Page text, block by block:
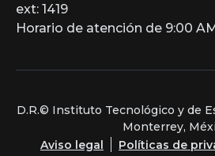
ext: 1419
Horario de atención de 9:00
D.R.© Instituto Tecnológico y de
Monterrey,
Aviso legal
Políticas de